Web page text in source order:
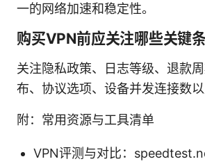
一的网络加速和稳定性。
购买VPN前应关注哪些关键条
关注隐私政策、日志等级、退款
布、协议选项、设备并发连接数以
附：常用资源与工具清单
VPN评测与对比：